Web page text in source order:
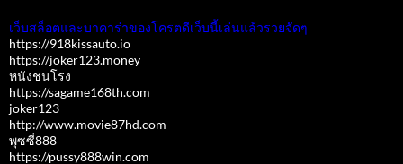
เว็บสล็อตและบาคาร่าของโครตดีเว็บนี้เล่นแล้วรวยจัดๆ
https://918kissauto.io
https://joker123.money
หนังชนโรง
https://sagame168th.com
joker123
http://www.movie87hd.com
พุซซี่888
https://pussy888win.com